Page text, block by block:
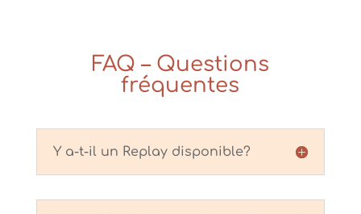
FAQ – Questions
fréquentes
Y a-t-il un Replay disponible?